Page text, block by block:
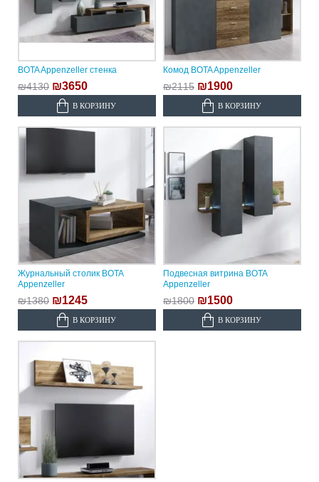
BOTA Appenzeller стенка
₪4130 ₪3650
В КОРЗИНУ
Комод BOTA Appenzeller
₪2115 ₪1900
В КОРЗИНУ
Журнальный столик BOTA
Appenzeller
₪1380 ₪1245
В КОРЗИНУ
Подвесная витрина BOTA
Appenzeller
₪1800 ₪1500
В КОРЗИНУ